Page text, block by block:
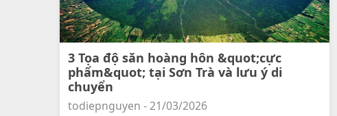
3 Tọa độ săn hoàng hôn &quot;cực
phẩm&quot; tại Sơn Trà và lưu ý di
chuyển
todiepnguyen - 21/03/2026